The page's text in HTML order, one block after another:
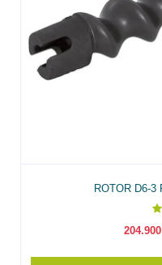
ROTOR D6-3
204.900